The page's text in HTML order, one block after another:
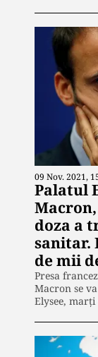
09 Nov. 2021,
Palatul
doza a
sanitar.
de mii
Presa
Macron se
Elysee,